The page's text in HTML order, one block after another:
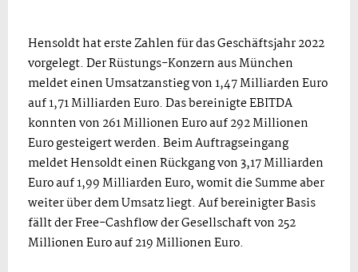
Hensoldt hat erste Zahlen für das Geschäftsjahr 2022
vorgelegt. Der Rüstungs-Konzern aus München
meldet einen Umsatzanstieg von 1,47 Milliarden Euro
auf 1,71 Milliarden Euro. Das bereinigte EBITDA
konnten von 261 Millionen Euro auf 292 Millionen
Euro gesteigert werden. Beim Auftragseingang
meldet Hensoldt einen Rückgang von 3,17 Milliarden
Euro auf 1,99 Milliarden Euro, womit die Summe aber
weiter über dem Umsatz liegt. Auf bereinigter Basis
fällt der Free-Cashflow der Gesellschaft von 252
Millionen Euro auf 219 Millionen Euro.